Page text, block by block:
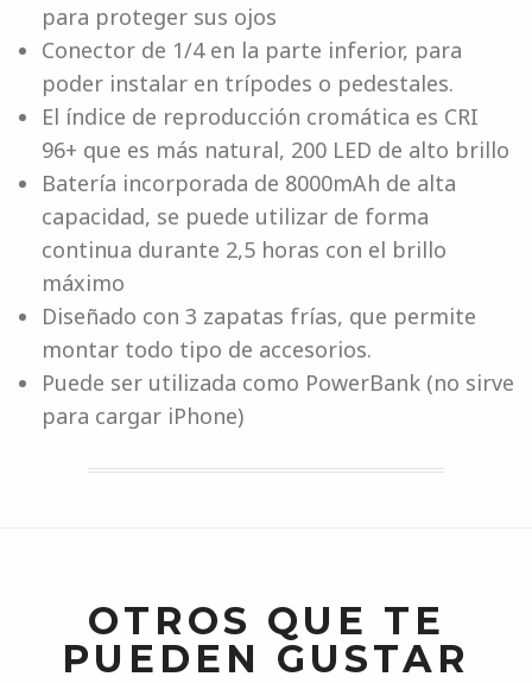
para proteger sus ojos
Conector de 1/4 en la parte inferior, para
poder instalar en trípodes o pedestales.
El índice de reproducción cromática es CRI
96+ que es más natural, 200 LED de alto brillo
Batería incorporada de 8000mAh de alta
capacidad, se puede utilizar de forma
continua durante 2,5 horas con el brillo
máximo
Diseñado con 3 zapatas frías, que permite
montar todo tipo de accesorios.
Puede ser utilizada como PowerBank (no sirve
para cargar iPhone)
OTROS QUE TE
PUEDEN GUSTAR